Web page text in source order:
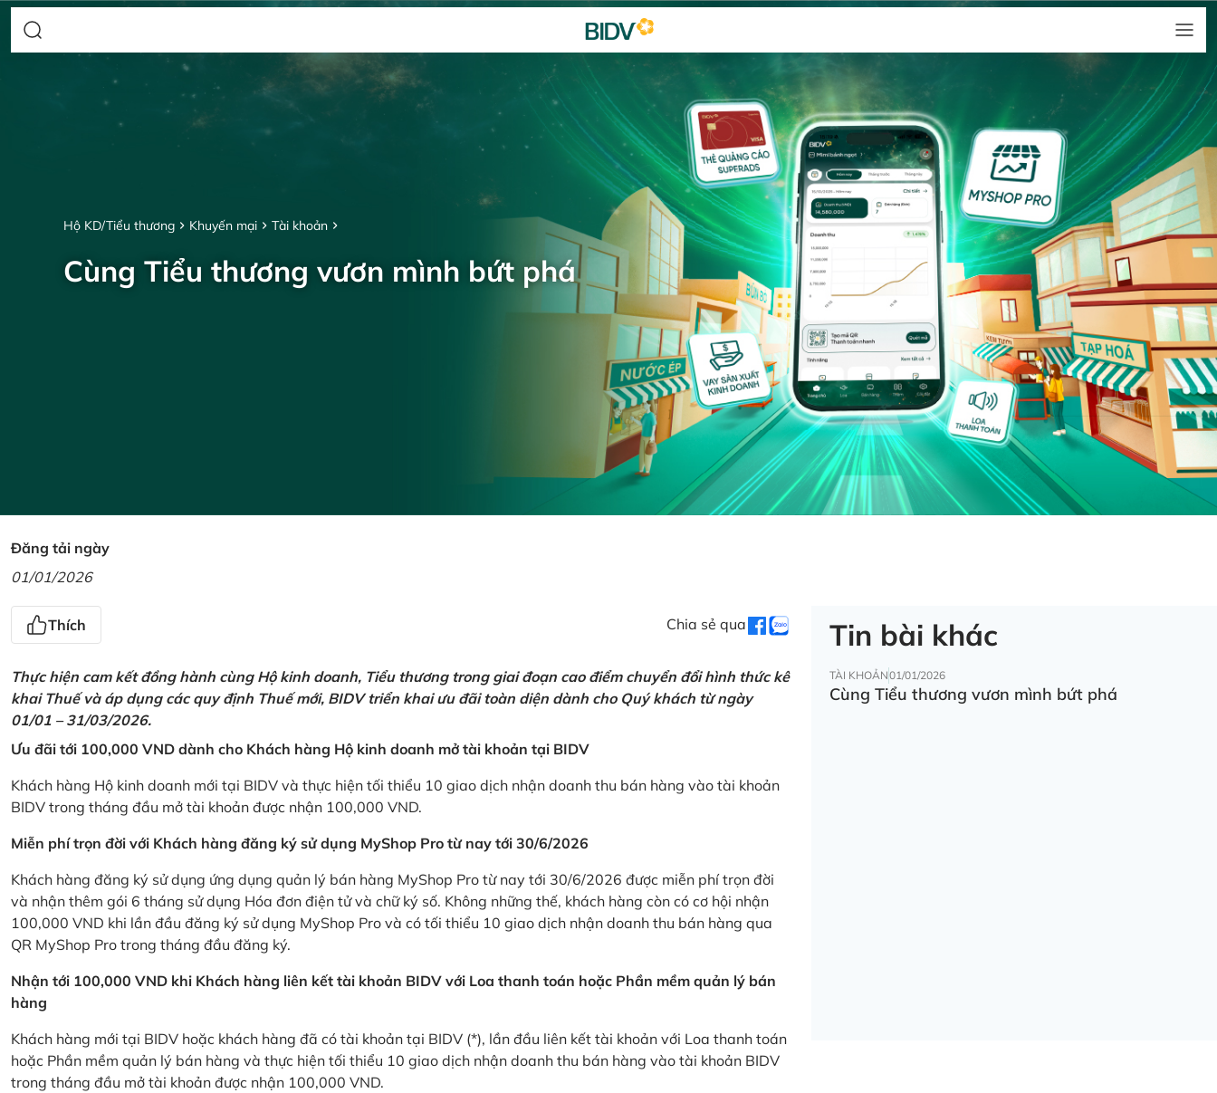
Hộ KD/Tiểu thương Khuyến mại Tài khoản
Cùng Tiểu thương vươn mình bứt phá
Đăng tải ngày
01/01/2026
Thích Chia sẻ qua
Thực hiện cam kết đồng hành cùng Hộ kinh doanh, Tiểu thương trong giai đoạn cao điểm chuyển đổi hình thức kê
khai Thuế và áp dụng các quy định Thuế mới, BIDV triển khai ưu đãi toàn diện dành cho Quý khách từ ngày
01/01 – 31/03/2026.
Ưu đãi tới 100,000 VND dành cho Khách hàng Hộ kinh doanh mở tài khoản tại BIDV
Khách hàng Hộ kinh doanh mới tại BIDV và thực hiện tối thiểu 10 giao dịch nhận doanh thu bán hàng vào tài khoản
BIDV trong tháng đầu mở tài khoản được nhận 100,000 VND.
Miễn phí trọn đời với Khách hàng đăng ký sử dụng MyShop Pro từ nay tới 30/6/2026
Khách hàng đăng ký sử dụng ứng dụng quản lý bán hàng MyShop Pro từ nay tới 30/6/2026 được miễn phí trọn đời
và nhận thêm gói 6 tháng sử dụng Hóa đơn điện tử và chữ ký số. Không những thế, khách hàng còn có cơ hội nhận
100,000 VND khi lần đầu đăng ký sử dụng MyShop Pro và có tối thiểu 10 giao dịch nhận doanh thu bán hàng qua
QR MyShop Pro trong tháng đầu đăng ký.
Nhận tới 100,000 VND khi Khách hàng liên kết tài khoản BIDV với Loa thanh toán hoặc Phần mềm quản lý bán
hàng
Khách hàng mới tại BIDV hoặc khách hàng đã có tài khoản tại BIDV (*), lần đầu liên kết tài khoản với Loa thanh toán
hoặc Phần mềm quản lý bán hàng và thực hiện tối thiểu 10 giao dịch nhận doanh thu bán hàng vào tài khoản BIDV
trong tháng đầu mở tài khoản được nhận 100,000 VND.
Tin bài khác
TÀI KHOẢN01/01/2026
Cùng Tiểu thương vươn mình bứt phá